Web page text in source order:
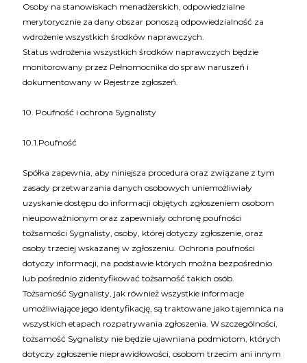
Osoby na stanowiskach menadżerskich, odpowiedzialne
merytorycznie za dany obszar ponoszą odpowiedzialność za
wdrożenie wszystkich środków naprawczych.
Status wdrożenia wszystkich środków naprawczych będzie
monitorowany przez Pełnomocnika do spraw naruszeń i
dokumentowany w Rejestrze zgłoszeń.
10. Poufność i ochrona Sygnalisty
10.1.Poufność
Spółka zapewnia, aby niniejsza procedura oraz związane z tym
zasady przetwarzania danych osobowych uniemożliwiały
uzyskanie dostępu do informacji objętych zgłoszeniem osobom
nieupoważnionym oraz zapewniały ochronę poufności
tożsamości Sygnalisty, osoby, której dotyczy zgłoszenie, oraz
osoby trzeciej wskazanej w zgłoszeniu. Ochrona poufności
dotyczy informacji, na podstawie których można bezpośrednio
lub pośrednio zidentyfikować tożsamość takich osób.
Tożsamość Sygnalisty, jak również wszystkie informacje
umożliwiające jego identyfikację, są traktowane jako tajemnica na
wszystkich etapach rozpatrywania zgłoszenia. W szczególności,
tożsamość Sygnalisty nie będzie ujawniana podmiotom, których
dotyczy zgłoszenie nieprawidłowości, osobom trzecim ani innym